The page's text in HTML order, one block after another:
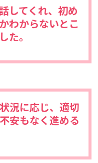
してくれ、初め
わからないとこ
た。
況に応じ、適切
安もなく進める